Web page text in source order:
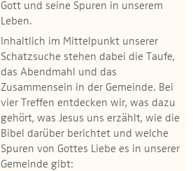
Gott und seine Spuren in unserem
Leben.
Inhaltlich im Mittelpunkt unserer
Schatzsuche stehen dabei die Taufe,
das Abendmahl und das
Zusammensein in der Gemeinde. Bei
vier Treffen entdecken wir, was dazu
gehört, was Jesus uns erzählt, wie die
Bibel darüber berichtet und welche
Spuren von Gottes Liebe es in unserer
Gemeinde gibt: